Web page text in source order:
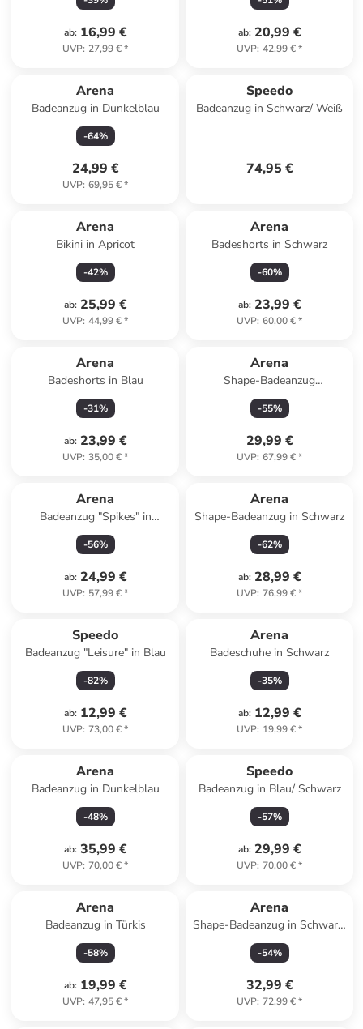
ab: 16,99 €
UVP: 27,99 €*
ab: 20,99 €
UVP: 42,99 €*
Arena
Badeanzug in Dunkelblau
-64%
24,99 €
UVP: 69,95 €*
Speedo
Badeanzug in Schwarz/ Weiß
74,95 €
Arena
Bikini in Apricot
-42%
ab: 25,99 €
UVP: 44,99 €*
Arena
Badeshorts in Schwarz
-60%
ab: 23,99 €
UVP: 60,00 €*
Arena
Badeshorts in Blau
-31%
ab: 23,99 €
UVP: 35,00 €*
Arena
Shape-Badeanzug
"Makimurax" in Schwarz
-55%
29,99 €
UVP: 67,99 €*
Arena
Badeanzug "Spikes" in
Schwarz
-56%
ab: 24,99 €
UVP: 57,99 €*
Arena
Shape-Badeanzug in Schwarz
-62%
ab: 28,99 €
UVP: 76,99 €*
Speedo
Badeanzug "Leisure" in Blau
-82%
ab: 12,99 €
UVP: 73,00 €*
Arena
Badeschuhe in Schwarz
-35%
ab: 12,99 €
UVP: 19,99 €*
Arena
Badeanzug in Dunkelblau
-48%
ab: 35,99 €
UVP: 70,00 €*
Speedo
Badeanzug in Blau/ Schwarz
-57%
ab: 29,99 €
UVP: 70,00 €*
Arena
Badeanzug in Türkis
-58%
ab: 19,99 €
UVP: 47,95 €*
Arena
Shape-Badeanzug in Schwarz/
Hellblau
-54%
32,99 €
UVP: 72,99 €*